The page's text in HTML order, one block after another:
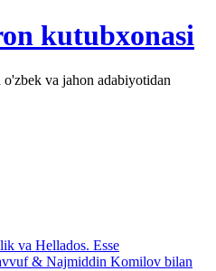
va jahon adabiyotidan
va Hellados. Esse
& Najmiddin Komilov bilan